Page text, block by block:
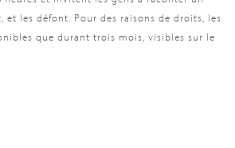
et les défont. Pour des raisons de droits, les
que durant trois mois, visibles sur le